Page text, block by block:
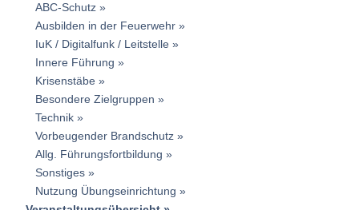
ABC-Schutz
Ausbilden in der Feuerwehr
IuK / Digitalfunk / Leitstelle
Innere Führung
Krisenstäbe
Besondere Zielgruppen
Technik
Vorbeugender Brandschutz
Allg. Führungsfortbildung
Sonstiges
Nutzung Übungseinrichtung